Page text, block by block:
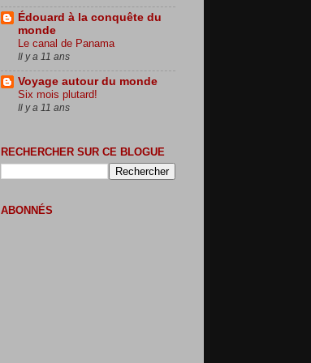
Édouard à la conquête du
monde
Le canal de Panama
Il y a 11 ans
Voyage autour du monde
Six mois plutard!
Il y a 11 ans
RECHERCHER SUR CE BLOGUE
ABONNÉS